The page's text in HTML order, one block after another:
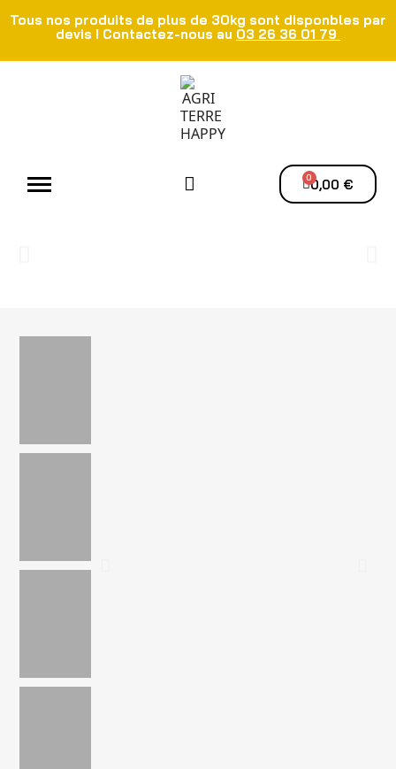
Tous nos produits de plus de 30kg sont disponbles par
devis ! Contactez-nous au 03 26 36 01 79
0,00 €